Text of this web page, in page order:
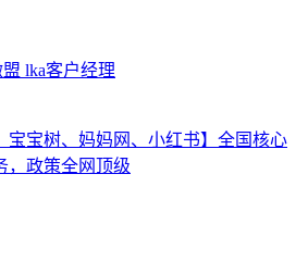
lka客户经理
宝宝树、妈妈网、小红书】全国核心
，政策全网顶级